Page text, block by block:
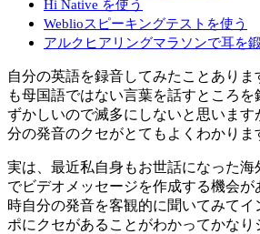
Hi Native を使う
Weblioスピーキングテストを使う
アルクヒアリングマラソンで耳を
自分の英語を録音してみたことあり
も母国語ではない言葉を話すところ
ずかしいので滅多にしないと思います
分の発音のクセがとてもよくわかりま
実は、最近私自身もお世話になった
でビデオメッセージを作成する機会
時自分の発音を客観的に聞いてみて
ポにクセがあることがわかってかなり